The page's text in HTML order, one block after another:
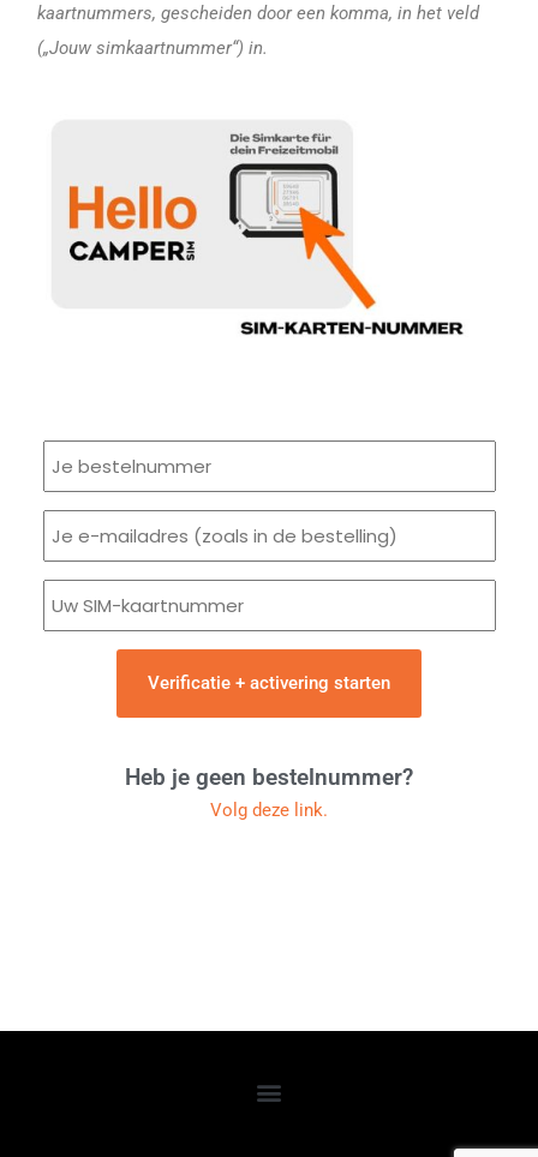
kaartnummers, gescheiden door een komma, in het veld
(„Jouw simkaartnummer“) in.
Verificatie + activering starten
Heb je geen bestelnummer?
Volg deze link.